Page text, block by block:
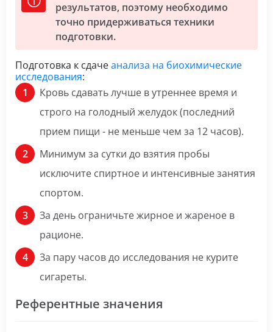
результатов, поэтому необходимо
точно придерживаться техники
подготовки.
Подготовка к сдачеанализа на биохимические
исследования:
Кровь сдавать лучше в утреннее время и
строго на голодный желудок (последний
прием пищи - не меньше чем за 12 часов).
Минимум за сутки до взятия пробы
исключите спиртное и интенсивные занятия
спортом.
За день ограничьте жирное и жареное в
рационе.
За пару часов до исследования не курите
сигареты.
Референтные значения